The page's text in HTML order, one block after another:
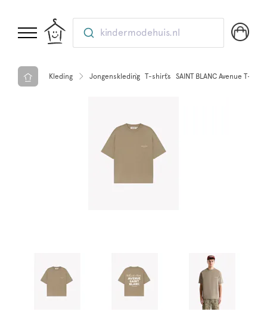
kindermodehuis.nl
Kleding Jongenskleding T-shirts SAINT BLANC Avenue T-